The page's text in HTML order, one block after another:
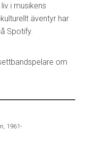
i musikens
äventyr har
Spotify.
om
1961-